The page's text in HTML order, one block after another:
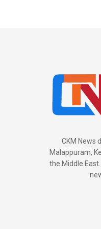
CKM News
Malappuram,
the Middle